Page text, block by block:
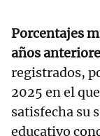
Porcentajes
años
registrados,
2025 en el
satisfecha su
educativo